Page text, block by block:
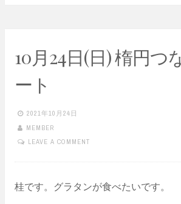
10月24日(日) 楕円つ
ート
2021年10月24日
MEMBER
LEAVE A COMMENT
桂です。グラタンが食べたいです。